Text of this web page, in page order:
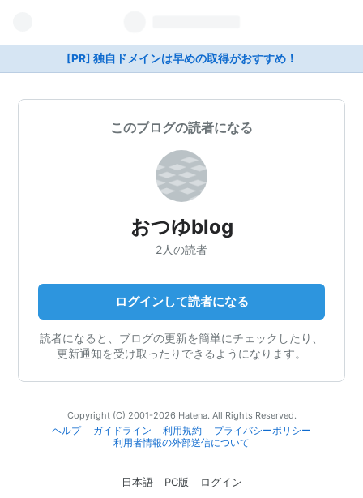
[PR] 独自ドメインは早めの取得がおすすめ！
このブログの読者になる
おつゆblog
2人の読者
ログインして読者になる
読者になると、ブログの更新を簡単にチェックしたり、
更新通知を受け取ったりできるようになります。
Copyright (C) 2001-2026 Hatena. All Rights Reserved.
ヘルプ
ガイドライン 利用規約
プライバシーポリシー
利用者情報の外部送信について
日本語 PC版 ログイン